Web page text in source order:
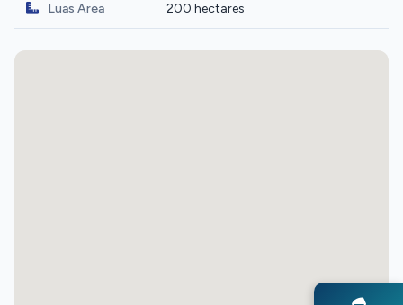
Luas Area 200 hectares